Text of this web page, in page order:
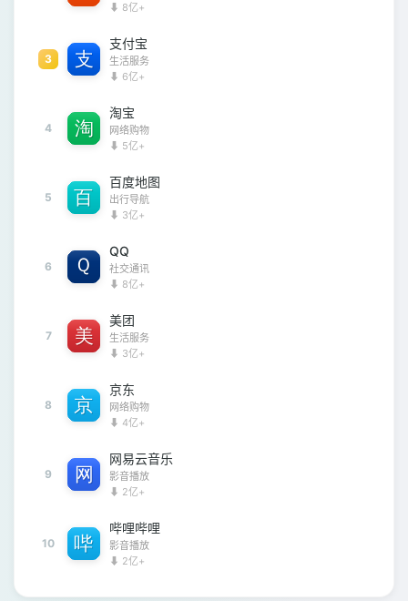
⬇ 8亿+
3
支付宝
生活服务
⬇ 6亿+
4
淘宝
网络购物
⬇ 5亿+
5
百度地图
出行导航
⬇ 3亿+
6
QQ
社交通讯
⬇ 8亿+
7
美团
生活服务
⬇ 3亿+
8
京东
网络购物
⬇ 4亿+
9
网易云音乐
影音播放
⬇ 2亿+
10
哔哩哔哩
影音播放
⬇ 2亿+